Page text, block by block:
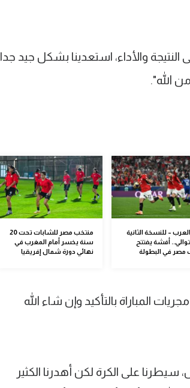
والأداء، استعدينا بشكل جيد جدا
الله".
– للنسخة الثانية
أفشة يفتتح
مصر في البطولة
منتخب مصر للشابات تحت 20
سنة يخسر أمام المغرب في
نهائي دورة شمال إفريقيا
المباراة بالتأكيد وإن شاء الله
على الكرة لكن أهدرنا الكثير